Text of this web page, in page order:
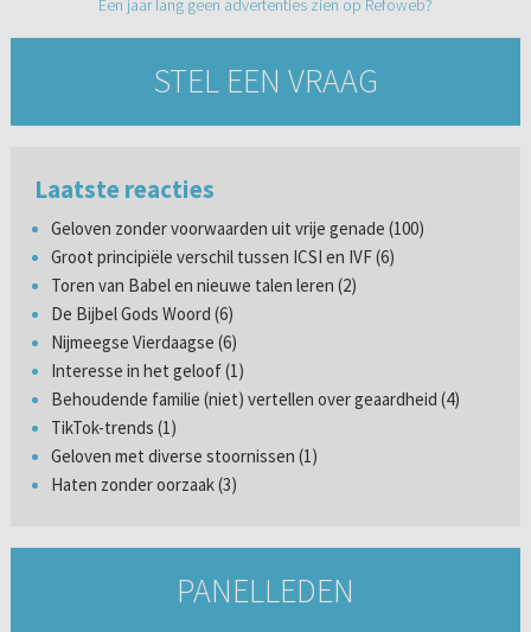
Een jaar lang geen advertenties zien op Refoweb?
STEL EEN VRAAG
Laatste reacties
Geloven zonder voorwaarden uit vrije genade (100)
Groot principiële verschil tussen ICSI en IVF (6)
Toren van Babel en nieuwe talen leren (2)
De Bijbel Gods Woord (6)
Nijmeegse Vierdaagse (6)
Interesse in het geloof (1)
Behoudende familie (niet) vertellen over geaardheid (4)
TikTok-trends (1)
Geloven met diverse stoornissen (1)
Haten zonder oorzaak (3)
PANELLEDEN